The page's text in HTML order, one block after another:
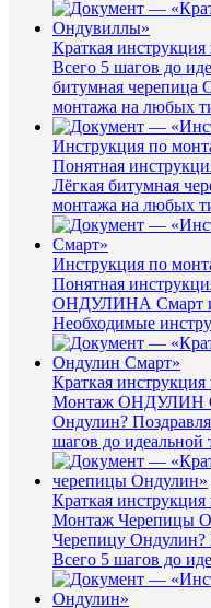
Краткая
Всего 5 шагов до
битумная
монтажа на любых
более 9 градусов.
Инструкция по
Понятная
Лёгкая битумная
монтажа на любых
более 9 градусов.
Инструкция по
Понятная
ОНДУЛИНА Смарт
Необходимые
любой, которым
Краткая
Монтаж ОНДУЛИН
Ондулин?
шагов до идеальной
Подготовьтесь,
Краткая
Монтаж Черепицы
Черепицу Ондулин?
Всего 5 шагов до
Подг...